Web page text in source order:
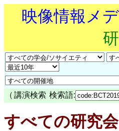
映像情報メ
（ 講演検索 検索語:
すべての研究